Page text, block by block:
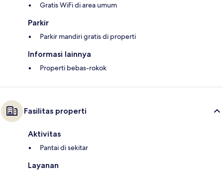
Gratis WiFi di area umum
Parkir
Parkir mandiri gratis di properti
Informasi lainnya
Properti bebas-rokok
Fasilitas properti
Aktivitas
Pantai di sekitar
Layanan